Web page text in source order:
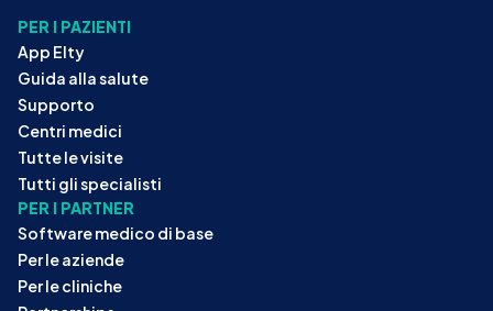
PER I PAZIENTI
App Elty
Guida alla salute
Supporto
Centri medici
Tutte le visite
Tutti gli specialisti
PER I PARTNER
Software medico di base
Per le aziende
Per le cliniche